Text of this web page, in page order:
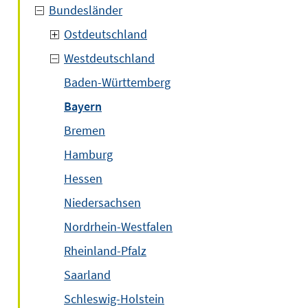
Bundesländer
Ostdeutschland
Westdeutschland
Baden-Württemberg
Bayern
Bremen
Hamburg
Hessen
Niedersachsen
Nordrhein-Westfalen
Rheinland-Pfalz
Saarland
Schleswig-Holstein